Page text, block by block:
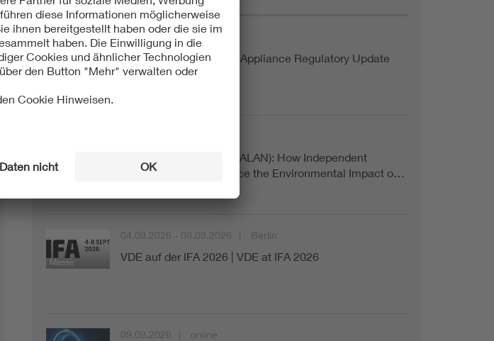
Webinar
18.08.2026 online
2026 Korea Household Appliance Regulatory Update
Webinar
Artificial Light at Night (ALAN): How Independent
Certification Can Reduce the Environmental Impact o…
Messe
04.09.2026 - 08.09.2026 Berlin
VDE auf der IFA 2026 | VDE at IFA 2026
09.09.2026 online